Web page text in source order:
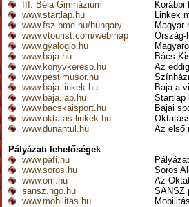
III. Béla Gimnázium
Korábbi
www.startlap.hu
Linkek
www.fsz.bme.hu/hungary
Magyar
www.vtourist.com/webmap
Ország-
www.gyaloglo.hu
www.baja.hu
Bács-
www.konyvkereso.hu
Az
www.pestimusor.hu
www.baja.linkek.hu
Baja a
www.baja.lap.hu
Startlap
www.bacskaisport.hu
Bajai
www.oktatas.linkek.hu
www.dunantul.hu
Az első
Pályázati lehetőségek
www.pafi.hu
www.soros.hu
Soros
www.om.hu
Az
sansz.ngo.hu
SANSZ
www.mobilitas.hu